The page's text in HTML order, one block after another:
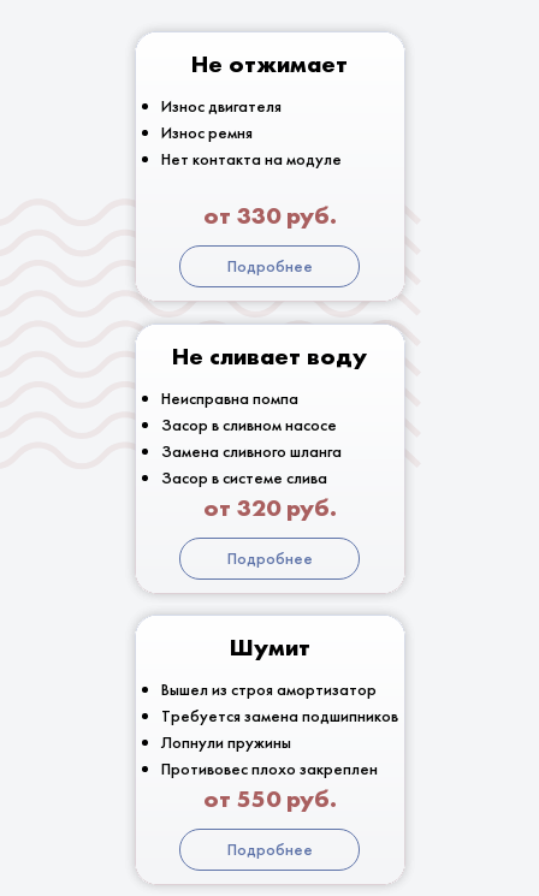
Не отжимает
Износ двигателя
Износ ремня
Нет контакта на модуле
от 330 руб.
Подробнее
Подробнее
от 320 руб.
Неисправна помпа
Засор в сливном насосе
Замена сливного шланга
Засор в системе слива
Не сливает воду
Шумит
Вышел из строя амортизатор
Требуется замена подшипников
Лопнули пружины
Противовес плохо закреплен
от 550 руб.
Подробнее